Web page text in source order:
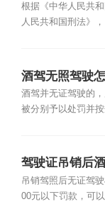
根据《中华人民共
人民共和国刑法》
酒驾无照驾驶
酒驾并无证驾驶的
被分别予以处罚并
驾驶证吊销后
吊销驾照后无证驾
00元以下罚款，可以